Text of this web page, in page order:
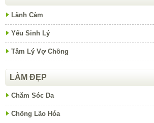
Lãnh Cảm
Yếu Sinh Lý
Tâm Lý Vợ Chồng
LÀM ĐẸP
Chăm Sóc Da
Chống Lão Hóa